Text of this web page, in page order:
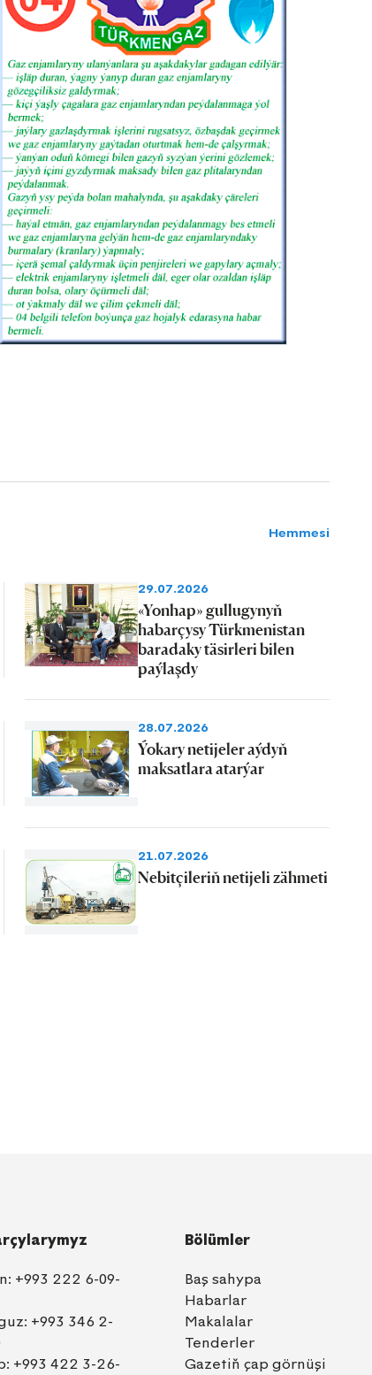
Hemmesi
29.07.2026
«Yonhap» gullugynyň
habarçysy Türkmenistan
baradaky täsirleri bilen
paýlaşdy
28.07.2026
Ýokary netijeler aýdyň
maksatlara atarýar
21.07.2026
Nebitçileriň netijeli zähmeti
+993 222 6-09-
+993 346 2-
+993 422 3-26-
Bölümler
Baş sahypa
Habarlar
Makalalar
Tenderler
Gazetiň çap görnüşi